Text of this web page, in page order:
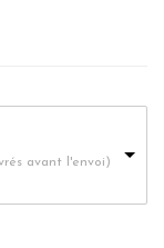
avant l'envoi)
- Kocoon